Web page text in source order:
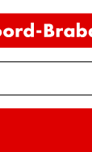
Ga
de
inhoud